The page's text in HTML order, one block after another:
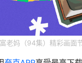
老妈（94集）精彩画面